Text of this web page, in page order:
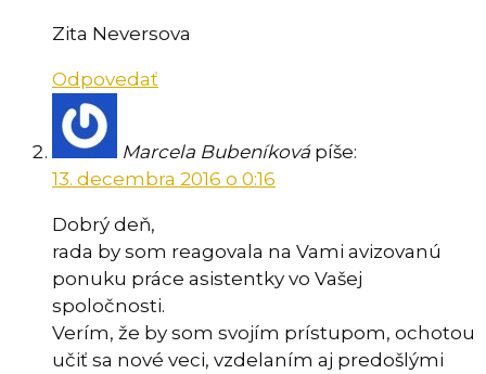
Zita Neversova
Odpovedať
Marcela Bubeníková píše:
13. decembra 2016 o 0:16
Dobrý deň,
rada by som reagovala na Vami avizovanú
ponuku práce asistentky vo Vašej
spoločnosti.
Verím, že by som svojím prístupom, ochotou
učiť sa nové veci, vzdelaním aj predošlými